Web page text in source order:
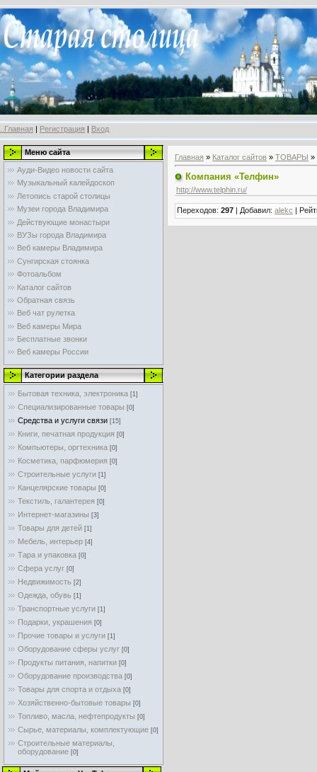
..Главная | Регистрация | Вход
Меню сайта
Ауди-Видео новости сайта
Музыкальный калейдоскоп
Летопись старой столицы
Музеи города Владимира
Действующие монастыри
ВУЗы города Владимира
Веб камеры Владимира
Сунгирская стоянка
Фотоальбом
Каталог сайтов
Обратная связь
Веб чат рулетка
Веб камеры Мира
Бесплатные звонки
Веб камеры России
Категории раздела
Бытовая техника, электроника [1]
Специализированные товары [0]
Средства и услуги связи [15]
Книги, печатная продукция [0]
Компьютеры, оргтехника [0]
Косметика, парфюмерия [0]
Строительные услуги [1]
Канцелярские товары [0]
Текстиль, галантерея [0]
Интернет-магазины [3]
Товары для детей [1]
Мебель, интерьер [4]
Тара и упаковка [0]
Cфера услуг [0]
Недвижимость [2]
Одежда, обувь [1]
Транспортные услуги [1]
Подарки, украшения [0]
Прочие товары и услуги [1]
Оборудование сферы услуг [0]
Продукты питания, напитки [0]
Оборудование производства [0]
Товары для спорта и отдыха [0]
Хозяйственно-бытовые товары [0]
Топливо, масла, нефтепродукты [0]
Сырье, материалы, комплектующие [0]
Строительные материалы,
оборудование [0]
Главная » Каталог сайтов » ТОВАРЫ »
Компания «Телфин»
http://www.telphin.ru/
Переходов: 297 | Добавил: alekc |